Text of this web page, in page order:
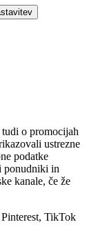
o promocijah
ustrezne
podatke
ponudniki in
kanale, če že
TikTok